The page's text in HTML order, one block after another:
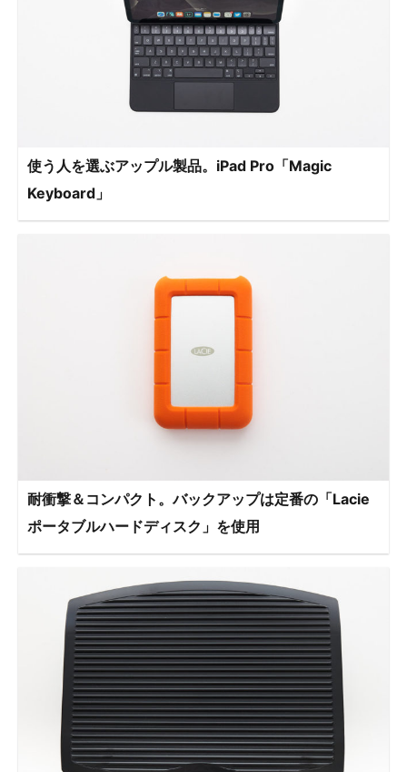
使う人を選ぶアップル製品。iPad Pro「Magic
Keyboard」
耐衝撃＆コンパクト。バックアップは定番の「Lacie
ポータブルハードディスク」を使用